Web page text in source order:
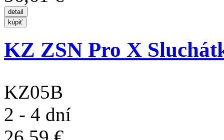
KZ ZSN Pro X
KZ05B
2 - 4 dní